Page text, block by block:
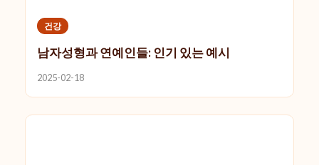
건강
남자성형과 연예인들: 인기 있는 예시
2025-02-18